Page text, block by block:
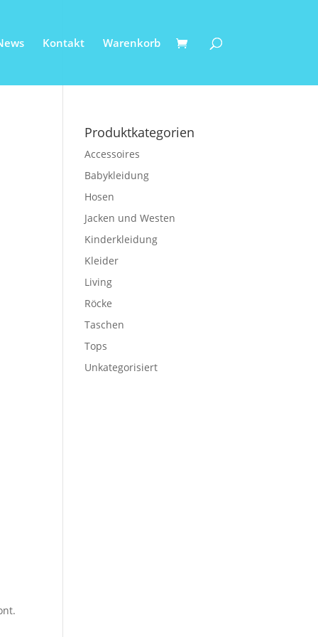
Kontakt Warenkorb
Produktkategorien
Accessoires
Babykleidung
Hosen
Jacken und Westen
Kinderkleidung
Kleider
Living
Röcke
Taschen
Tops
Unkategorisiert